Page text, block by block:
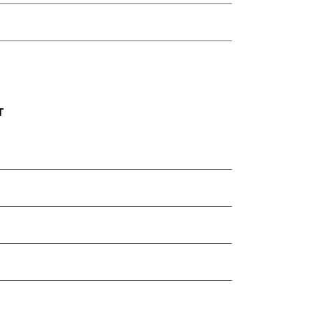
ainutlaatuinen tunnelma paikan